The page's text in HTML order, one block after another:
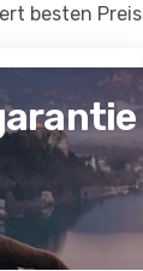
besten Preis